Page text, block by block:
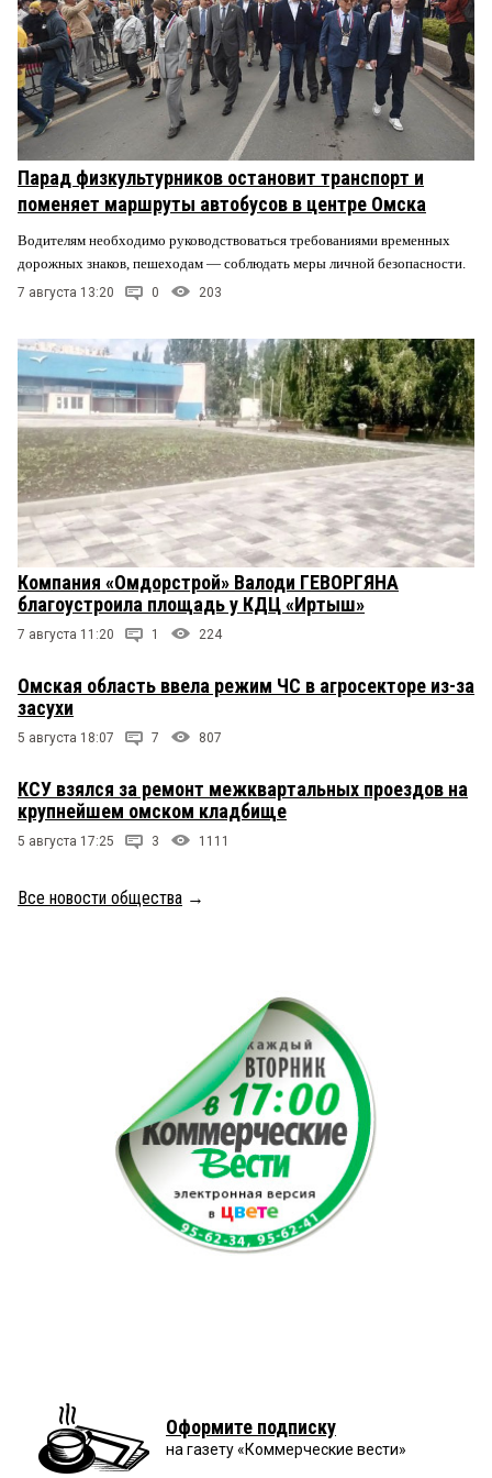
Парад физкультурников остановит транспорт и
поменяет маршруты автобусов в центре Омска
Водителям необходимо руководствоваться требованиями временных
дорожных знаков, пешеходам — соблюдать меры личной безопасности.
7 августа 13:20 0 203
Компания «Омдорстрой» Валоди ГЕВОРГЯНА
благоустроила площадь у КДЦ «Иртыш»
7 августа 11:20 1 224
Омская область ввела режим ЧС в агросекторе из-за
засухи
5 августа 18:07 7 807
КСУ взялся за ремонт межквартальных проездов на
крупнейшем омском кладбище
5 августа 17:25 3 1111
Все новости общества →
Оформите подписку
на газету «Коммерческие вести»